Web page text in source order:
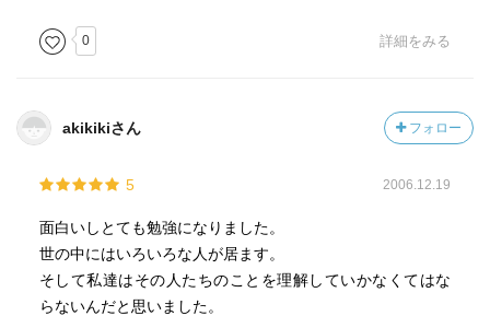
0 詳細をみる
akikikiさん フォロー
5 2006.12.19
面白いしとても勉強になりました。
世の中にはいろいろな人が居ます。
そして私達はその人たちのことを理解していかなくてはな
らないんだと思いました。